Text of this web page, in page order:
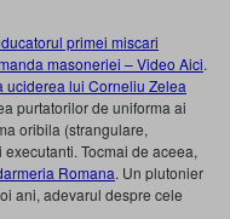
primei miscari
masoneriei – Video Aici.
uciderea lui Corneliu Zelea
purtatorilor de uniforma ai
oribila (strangulare,
Tocmai de aceea,
Romana. Un plutonier
ani, adevarul despre cele